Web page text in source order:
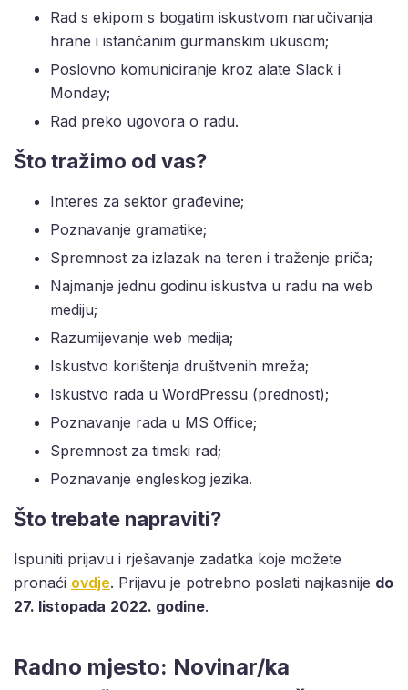
Rad s ekipom s bogatim iskustvom naručivanja
hrane i istančanim gurmanskim ukusom;
Poslovno komuniciranje kroz alate Slack i
Monday;
Rad preko ugovora o radu.
Što tražimo od vas?
Interes za sektor građevine;
Poznavanje gramatike;
Spremnost za izlazak na teren i traženje priča;
Najmanje jednu godinu iskustva u radu na web
mediju;
Razumijevanje web medija;
Iskustvo korištenja društvenih mreža;
Iskustvo rada u WordPressu (prednost);
Poznavanje rada u MS Office;
Spremnost za timski rad;
Poznavanje engleskog jezika.
Što trebate napraviti?
Ispuniti prijavu i rješavanje zadatka koje možete
pronaći ovdje. Prijavu je potrebno poslati najkasnije do
27. listopada 2022. godine.
Radno mjesto: Novinar/ka